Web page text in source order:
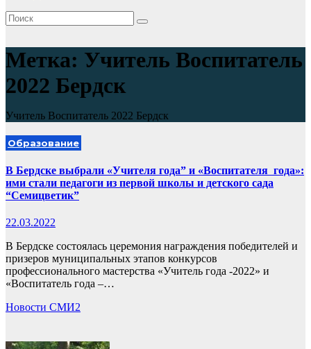
Метка: Учитель Воспитатель
2022 Бердск
Учитель Воспитатель 2022 Бердск
Образование
В Бердске выбрали «Учителя года” и «Воспитателя года»:
ими стали педагоги из первой школы и детского сада
“Семицветик”
22.03.2022
В Бердске состоялась церемония награждения победителей и
призеров муниципальных этапов конкурсов
профессионального мастерства «Учитель года -2022» и
«Воспитатель года –…
Новости СМИ2